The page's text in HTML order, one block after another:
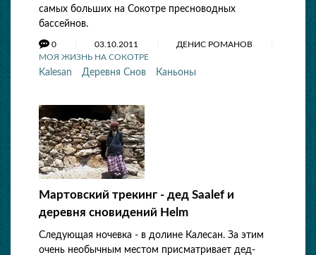
самых больших на Сокотре пресноводных
бассейнов.
0 03.10.2011
ДЕНИС РОМАНОВ
МОЯ ЖИЗНЬ НА СОКОТРЕ
Kalesan Деревня Снов Каньоны
Мартовский трекинг - дед Saalef и
деревня сновидений Helm
Следующая ночевка - в долине Калесан. За этим
очень необычным местом присматривает дед-